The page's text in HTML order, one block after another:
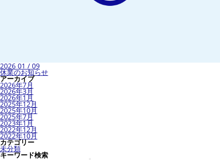
2026 01 / 09
休業のお知らせ
アーカイブ
2026年7月
2026年3月
2026年1月
2025年12月
2025年10月
2025年7月
2023年1月
2022年12月
2022年10月
カテゴリー
未分類
キーワード検索